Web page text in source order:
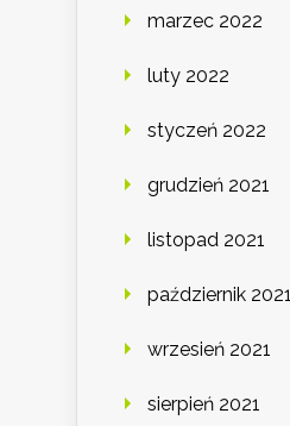
marzec 2022
luty 2022
styczeń 2022
grudzień 2021
listopad 2021
październik 2021
wrzesień 2021
sierpień 2021